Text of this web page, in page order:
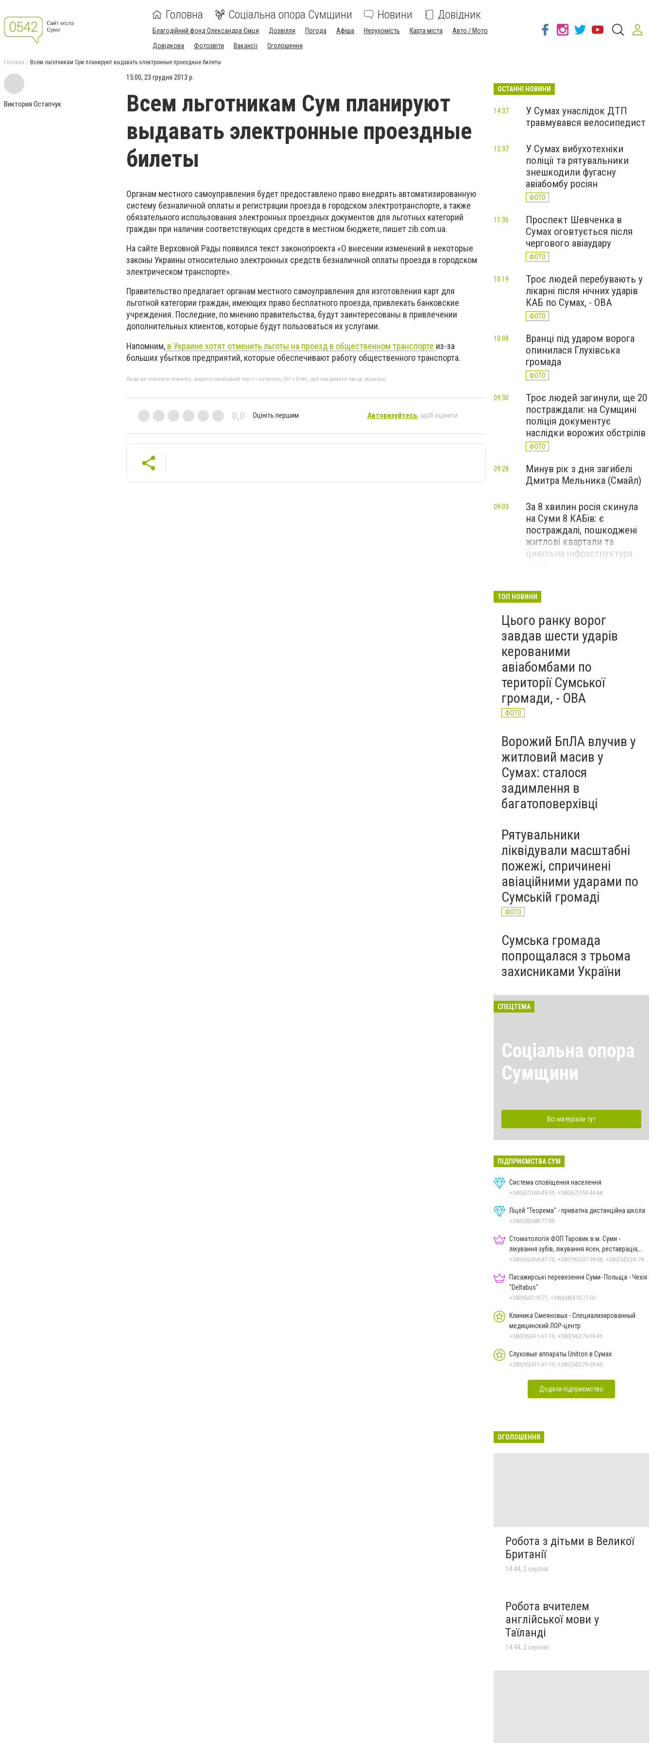
Головна Соціальна опора Сумщини Новини Довідник
Благодійний фонд Олександра Ємця Дозвілля Погода Афіша Нерухомість Карта міста
Авто / Мото
Довідкова
Фотозвіти Вакансії Оголошення
Головна Всем льготникам Сум планируют выдавать электронные проездные билеты
Виктория Остапчук
15:00, 23 грудня 2013 р.
Всем льготникам Сум планируют
выдавать электронные проездные
билеты
Органам местного самоуправления будет предоставлено право внедрять автоматизированную
систему безналичной оплаты и регистрации проезда в городском электротранспорте, а также
обязательного использования электронных проездных документов для льготных категорий
граждан при наличии соответствующих средств в местном бюджете, пишет zib.com.ua.
На сайте Верховной Рады появился текст законопроекта «О внесении изменений в некоторые
законы Украины относительно электронных средств безналичной оплаты проезда в городском
электрическом транспорте».
Правительство предлагает органам местного самоуправления для изготовления карт для
льготной категории граждан, имеющих право бесплатного проезда, привлекать банковские
учреждения. Последние, по мнению правительства, будут заинтересованы в привлечении
дополнительных клиентов, которые будут пользоваться их услугами.
Напомним, в Украине хотят отменить льготы на проезд в общественном транспорте из-за
больших убытков предприятий, которые обеспечивают работу общественного транспорта.
Якщо ви помітили помилку, виділіть необхідний текст і натисніть Ctrl + Enter, щоб повідомити про це редакцію
0,0 Оцініть першим Авторизуйтесь, щоб оцінити
ОСТАННІ НОВИНИ
У Сумах унаслідок ДТП
травмувався велосипедист
14:37
У Сумах вибухотехніки
поліції та рятувальники
знешкодили фугасну
авіабомбу росіян
ФОТО
12:37
Проспект Шевченка в
Сумах оговтується після
чергового авіаудару
ФОТО
11:36
Троє людей перебувають у
лікарні після нічних ударів
КАБ по Сумах, - ОВА
ФОТО
10:19
Вранці під ударом ворога
опинилася Глухівська
громада
ФОТО
10:08
Троє людей загинули, ще 20
постраждали: на Сумщині
поліція документує
наслідки ворожих обстрілів
ФОТО
09:30
Минув рік з дня загибелі
Дмитра Мельника (Смайл)
09:28
За 8 хвилин росія скинула
на Суми 8 КАБів: є
постраждалі, пошкоджені
житлові квартали та
цивільна інфраструктура
09:03
ТОП НОВИНИ
Цього ранку ворог
завдав шести ударів
керованими
авіабомбами по
території Сумської
громади, - ОВА
ФОТО
Ворожий БпЛА влучив у
житловий масив у
Сумах: сталося
задимлення в
багатоповерхівці
Рятувальники
ліквідували масштабні
пожежі, спричинені
авіаційними ударами по
Сумській громаді
ФОТО
Сумська громада
попрощалася з трьома
захисниками України
СПЕЦТЕМА
Соціальна опора
Сумщини
Всі матеріали тут
ПІДПРИЄМСТВА СУМ
Система сповіщення населення
+380(67)340-49-59, +380(67)350-44-68
Ліцей "Теорема" - приватна дистанційна школа
+380(68)688-77-99
Стоматологія ФОП Таровик в м. Суми -
лікування зубів, лікування ясен, реставрація,
протезування
Пасажирські перевезення Суми- Польща - Чехія
"Deltabus"
+380956519777, +380(68)470-77-03
Клиника Смеяновых - Специализированный
медицинский ЛОР-центр
+380(95)411-61-19, +380(54)279-59-45
Слуховые аппараты Unitron в Сумах
+380(95)411-61-19, +380(54)279-59-45
Додати підприємство
ОГОЛОШЕННЯ
Робота з дітьми в Великої
Британії
14:44, 2 серпня
Робота вчителем
англійської мови у
Таїланді
14:44, 2 серпня